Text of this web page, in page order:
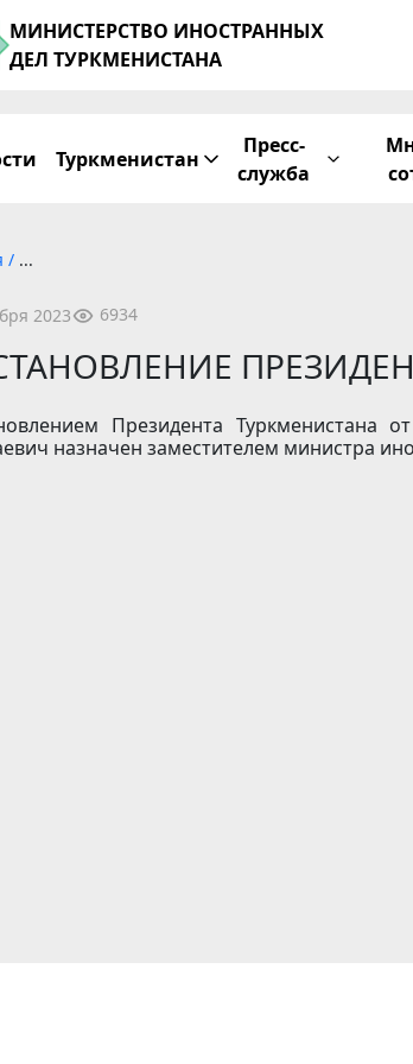
МИНИСТЕРСТВО ИНОСТРАННЫХ
ДЕЛ ТУРКМЕНИСТАНА
Туркменистан
Пресс-
служба
/ ...
2023 6934
Президента Туркменистана
назначен заместителем министра